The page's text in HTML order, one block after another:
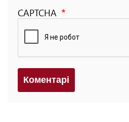
CAPTCHA
Коментарi